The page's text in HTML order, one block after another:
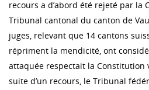
recours a d’abord été rejeté par la
Tribunal cantonal du canton de
juges, relevant que 14 cantons
répriment la mendicité, ont
attaquée respectait la Constitution
suite d’un recours, le Tribunal